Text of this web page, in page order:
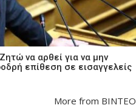
να αρθεί για να μην
επίθεση σε εισαγγελείς
More from ΒΙΝΤΕΟ